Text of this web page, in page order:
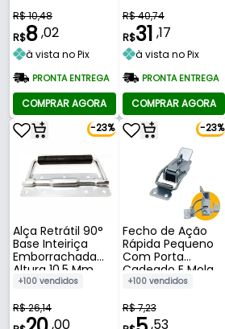
R$ 10,48
R$8,02
à vista no Pix
PRONTA ENTREGA
COMPRAR AGORA
R$ 40,74
R$31 ,17
à vista no Pix
PRONTA ENTREGA
COMPRAR AGORA
-23%
Alça Retrátil 90°
Base Inteiriça
Emborrachada
Altura 10,5 Mm
+100 vendidos
R$ 26,14
,00
-23%
Fecho de Ação
Rápida Pequeno
Com Porta
Cadeado E Mola
Curva Pequena
+100 vendidos
R$ 7,23
,53